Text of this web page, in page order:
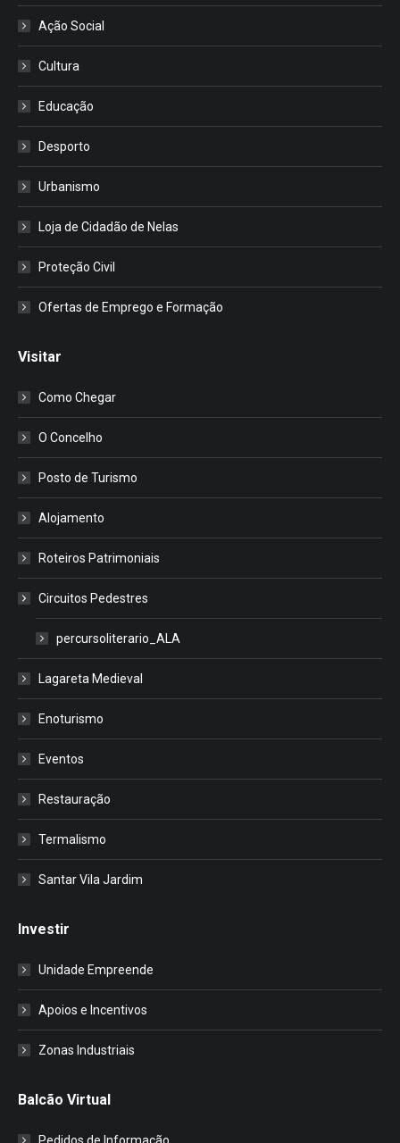
Ação Social
Cultura
Educação
Desporto
Urbanismo
Loja de Cidadão de Nelas
Proteção Civil
Ofertas de Emprego e Formação
Visitar
Como Chegar
O Concelho
Posto de Turismo
Alojamento
Roteiros Patrimoniais
Circuitos Pedestres
percursoliterario_ALA
Lagareta Medieval
Enoturismo
Eventos
Restauração
Termalismo
Santar Vila Jardim
Investir
Unidade Empreende
Apoios e Incentivos
Zonas Industriais
Balcão Virtual
Pedidos de Informação